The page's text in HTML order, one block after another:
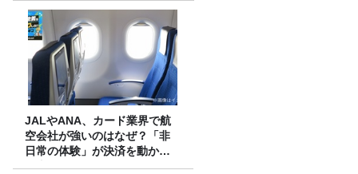
JALやANA、カード業界で航
空会社が強いのはなぜ？「非
日常の体験」が決済を動かす
理由